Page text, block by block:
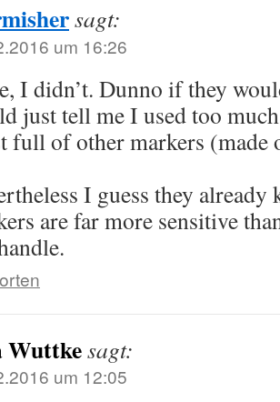
sagt:
um 16:26
I didn’t. Dunno if they
just tell me I used too
full of other markers (made
I guess they already
are far more sensitive
Wuttkesagt:
um 12:05